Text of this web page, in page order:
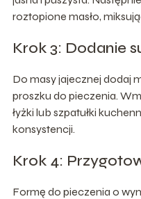
roztopione masło,
Krok 3: Dodanie
Do masy jajecznej dodaj
proszku do pieczenia.
łyżki lub szpatułki
konsystencji.
Krok 4:
Formę do pieczenia o